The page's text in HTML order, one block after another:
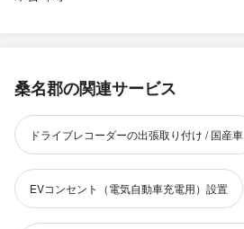
桑名郡の関連サービス
ドライブレコーダーの出張取り付け / 国産車
EVコンセント（電気自動車充電用）設置